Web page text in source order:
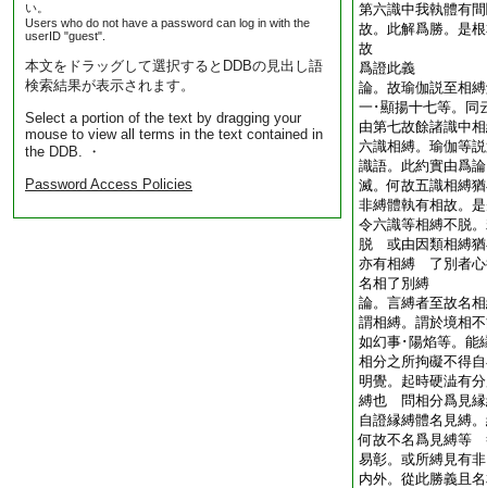
い。
Users who do not have a password can log in with the
userID "guest".
本文をドラッグして選択するとDDBの見出し語
検索結果が表示されます。
Select a portion of the text by dragging your
mouse to view all terms in the text contained in
the DDB. ・
Password Access Policies
第六識中我執體有
故。此解爲勝。是
故
爲證此義
論。故瑜伽説至相
一･顯揚十七等。同
由第七故餘諸識中
六識相縛。瑜伽等
識語。此約實由爲
滅。何故五識相縛
非縛體執有相故。
令六識等相縛不脱
脱 或由因類相縛猶
亦有相縛 了別者心
名相了別縛
論。言縛者至故名
謂相縛。謂於境相
如幻事･陽焰等。能
相分之所拘礙不得
明覺。起時硬澁有
縛也 問相分爲見縁
自證縁縛體名見縛
何故不名爲見縛等
易彰。或所縛見有
内外。從此勝義且